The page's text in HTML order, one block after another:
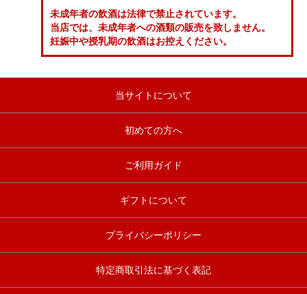
未成年者の飲酒は法律で禁止されています。
当店では、未成年者への酒類の販売を致しません。
妊娠中や授乳期の飲酒はお控えください。
当サイトについて
初めての方へ
ご利用ガイド
ギフトについて
プライバシーポリシー
特定商取引法に基づく表記